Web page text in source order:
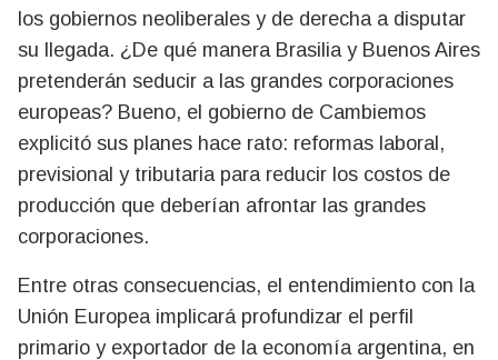
los gobiernos neoliberales y de derecha a disputar
su llegada. ¿De qué manera Brasilia y Buenos Aires
pretenderán seducir a las grandes corporaciones
europeas? Bueno, el gobierno de Cambiemos
explicitó sus planes hace rato: reformas laboral,
previsional y tributaria para reducir los costos de
producción que deberían afrontar las grandes
corporaciones.
Entre otras consecuencias, el entendimiento con la
Unión Europea implicará profundizar el perfil
primario y exportador de la economía argentina, en